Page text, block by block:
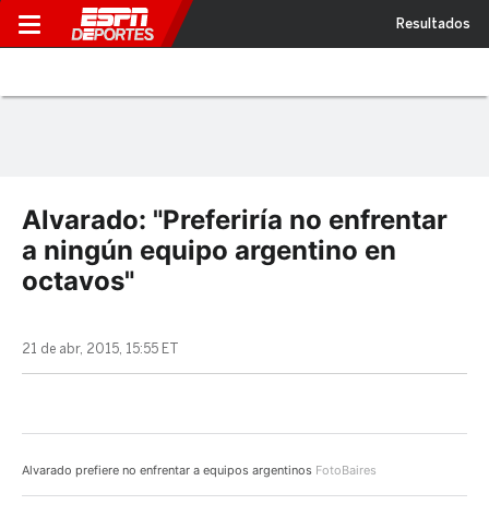
Resultados
Alvarado: "Preferiría no enfrentar
a ningún equipo argentino en
octavos"
21 de abr, 2015, 15:55 ET
Alvarado prefiere no enfrentar a equipos argentinos FotoBaires